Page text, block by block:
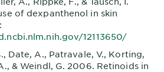
of dexpanthenol in skin
12113650/
Date, A., Patravale, V., Korting,
& Weindl, G. 2006. Retinoids in